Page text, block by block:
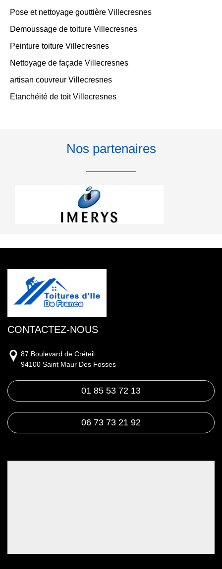
Pose et nettoyage gouttière Villecresnes
Demoussage de toiture Villecresnes
Peinture toiture Villecresnes
Nettoyage de façade Villecresnes
artisan couvreur Villecresnes
Etanchéité de toit Villecresnes
Nos partenaires
CONTACTEZ-NOUS
87 Boulevard de Créteil
94100 Saint Maur Des Fosses
01 85 53 72 13
06 73 73 21 92